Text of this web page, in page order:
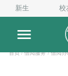
新生 校
首页/ 借阅服务 / 借阅办